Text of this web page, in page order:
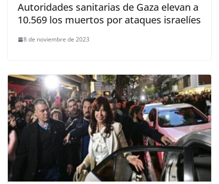
Autoridades sanitarias de Gaza elevan a
10.569 los muertos por ataques israelíes
8 de noviembre de 2023